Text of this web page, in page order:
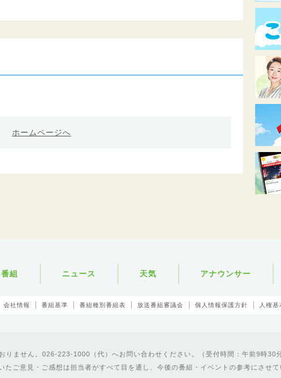
ホームページへ
番組 ニュース 天気 アナウンサー
会社情報 番組基準 番組種別番組表 放送番組審議会 個人情報保護方針 人権基
りません。026-223-1000（代）へお問い合わせください。（受付時間：午前9時30
たご意見・ご感想は担当者がすべて目を通し、今後の番組・イベントの参考にさせ